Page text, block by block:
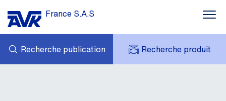
France S.A.S
Recherche publication Recherche produit